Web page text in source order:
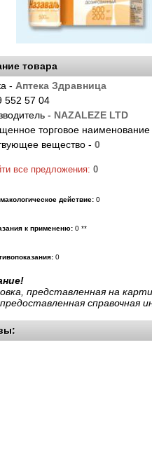
товара
- Аптека Здравница
552 57 04
- NAZALEZE LTD
торговое наименование
вещество - 0
все предложения: 0
действие: 0
к примененю: 0 **
0
представленная на
справочная